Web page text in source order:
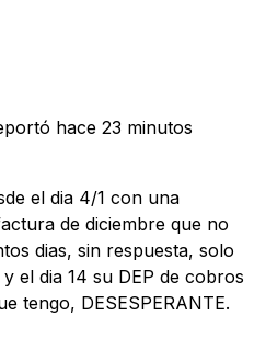
hace 23 minutos
el dia 4/1 con una
de diciembre que no
dias, sin respuesta, solo
el dia 14 su DEP de cobros
tengo, DESESPERANTE.